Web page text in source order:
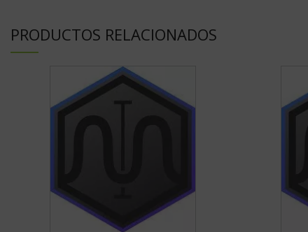
PRODUCTOS RELACIONADOS